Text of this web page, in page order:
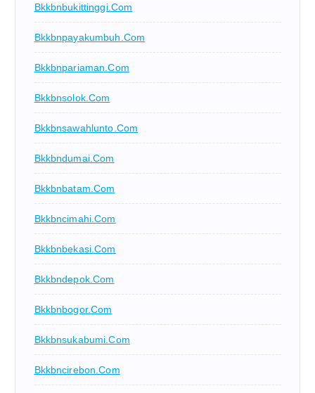
Bkkbnbukittinggi.com
Bkkbnpayakumbuh.com
Bkkbnpariaman.com
Bkkbnsolok.com
Bkkbnsawahlunto.com
Bkkbndumai.com
Bkkbnbatam.com
Bkkbncimahi.com
Bkkbnbekasi.com
Bkkbndepok.com
Bkkbnbogor.com
Bkkbnsukabumi.com
Bkkbncirebon.com